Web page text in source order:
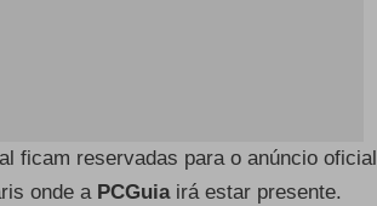
ficam reservadas para o anúncio oficial
onde a PCGuiairá estar presente.